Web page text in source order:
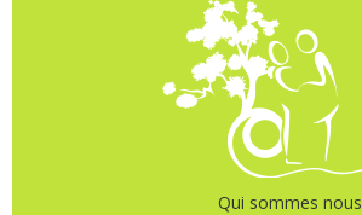
Qui sommes nous